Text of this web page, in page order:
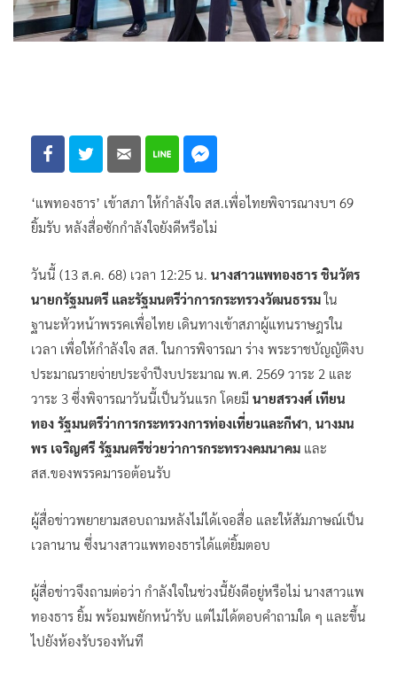
‘แพทองธาร’ เข้าสภา ให้กำลังใจ สส.เพื่อไทยพิจารณางบฯ 69
ยิ้มรับ หลังสื่อซักกำลังใจยังดีหรือไม่
วันนี้ (13 ส.ค. 68) เวลา 12:25 น. นางสาวแพทองธาร ชินวัตร
นายกรัฐมนตรี และรัฐมนตรีว่าการกระทรวงวัฒนธรรมใน
ฐานะหัวหน้าพรรคเพื่อไทย เดินทางเข้าสภาผู้แทนราษฎรใน
เวลา เพื่อให้กำลังใจ สส. ในการพิจารณา ร่าง พระราชบัญญัติงบ
ประมาณรายจ่ายประจำปีงบประมาณ พ.ศ. 2569 วาระ 2 และ
วาระ 3 ซึ่งพิจารณาวันนี้เป็นวันแรก โดยมี นายสรวงศ์ เทียน
ทอง รัฐมนตรีว่าการกระทรวงการท่องเที่ยวและกีฬา, นางมน
พร เจริญศรี รัฐมนตรีช่วยว่าการกระทรวงคมนาคม และ
สส.ของพรรคมารอต้อนรับ
ผู้สื่อข่าวพยายามสอบถามหลังไม่ได้เจอสื่อ และให้สัมภาษณ์เป็น
เวลานาน ซึ่งนางสาวแพทองธารได้แต่ยิ้มตอบ
ผู้สื่อข่าวจึงถามต่อว่า กำลังใจในช่วงนี้ยังดีอยู่หรือไม่ นางสาวแพ
ทองธาร ยิ้ม พร้อมพยักหน้ารับ แต่ไม่ได้ตอบคำถามใด ๆ และขึ้น
ไปยังห้องรับรองทันที